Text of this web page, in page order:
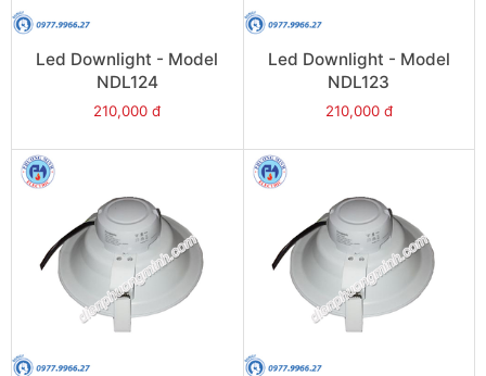
Led Downlight - Model
NDL124
210,000 đ
Led Downlight - Model
NDL123
210,000 đ